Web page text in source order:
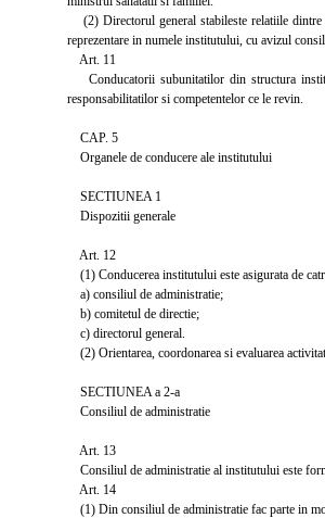
(2) Directorul general stabileste relatiile dintre
reprezentare in numele institutului, cu avizul
Art. 11
Conducatorii subunitatilor din structura
responsabilitatilor si competentelor ce le revin.
CAP. 5
Organele de conducere ale institutului
SECTIUNEA 1
Dispozitii generale
Art. 12
(1) Conducerea institutului este asigurata de
a) consiliul de administratie;
b) comitetul de directie;
c) directorul general.
(2) Orientarea, coordonarea si evaluarea
SECTIUNEA a 2-a
Consiliul de administratie
Art. 13
Consiliul de administratie al institutului este
Art. 14
(1) Din consiliul de administratie fac parte in